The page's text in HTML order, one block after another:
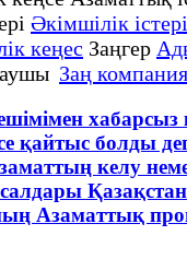
Әкімшілік істері
кеңес Заңгер
Заң
хабарсыз
қайтыс болды
келу
Қазақстан
Азаматтық